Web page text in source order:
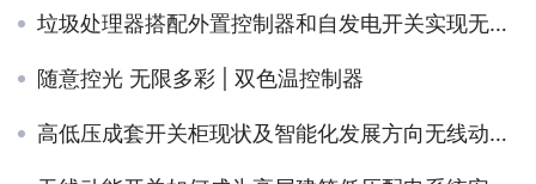
垃圾处理器搭配外置控制器和自发电开关实现无线智能控制
随意控光 无限多彩 | 双色温控制器
高低压成套开关柜现状及智能化发展方向无线动能开关